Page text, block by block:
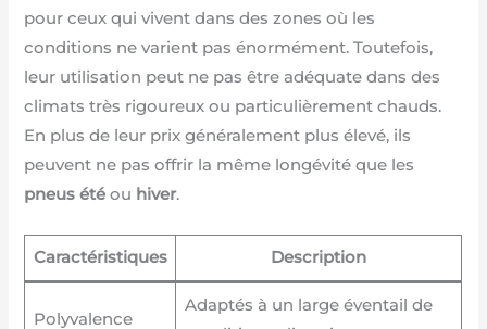
pour ceux qui vivent dans des zones où les
conditions ne varient pas énormément. Toutefois,
leur utilisation peut ne pas être adéquate dans des
climats très rigoureux ou particulièrement chauds.
En plus de leur prix généralement plus élevé, ils
peuvent ne pas offrir la même longévité que les
pneus été ou hiver.
Caractéristiques Description
Polyvalence
Adaptés à un large éventail de